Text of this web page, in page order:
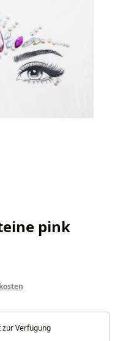
pink
zur Verfügung